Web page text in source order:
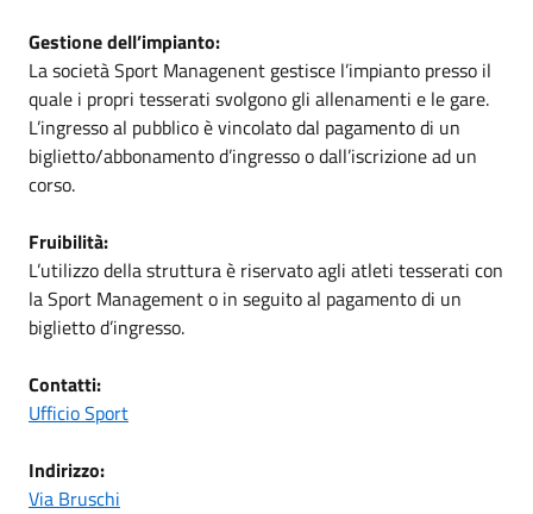
Gestione dell’impianto:
La società Sport Managenent gestisce l’impianto presso il
quale i propri tesserati svolgono gli allenamenti e le gare.
L’ingresso al pubblico è vincolato dal pagamento di un
biglietto/abbonamento d’ingresso o dall’iscrizione ad un
corso.
Fruibilità:
L’utilizzo della struttura è riservato agli atleti tesserati con
la Sport Management o in seguito al pagamento di un
biglietto d’ingresso.
Contatti:
Ufficio Sport
Indirizzo:
Via Bruschi